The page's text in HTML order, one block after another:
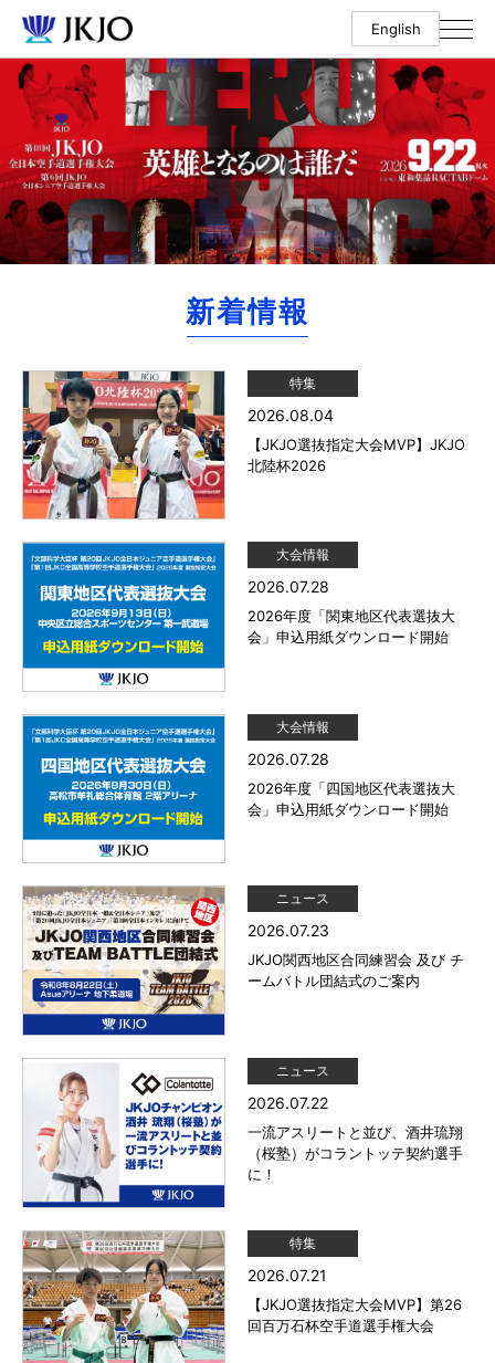
English
新着情報
特集
2026.08.04
【JKJO選抜指定大会MVP】JKJO
北陸杯2026
大会情報
2026.07.28
2026年度「関東地区代表選抜大
会」申込用紙ダウンロード開始
大会情報
2026.07.28
2026年度「四国地区代表選抜大
会」申込用紙ダウンロード開始
ニュース
2026.07.23
JKJO関西地区合同練習会 及び チ
ームバトル団結式のご案内
ニュース
2026.07.22
一流アスリートと並び、酒井琉翔
（桜塾）がコラントッテ契約選手
に！
特集
2026.07.21
【JKJO選抜指定大会MVP】第26
回百万石杯空手道選手権大会